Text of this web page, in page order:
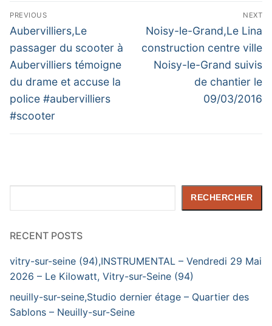
Navigation
de
l’article
PREVIOUS
Previous
post:
Aubervilliers,Le
passager du scooter à
Aubervilliers témoigne
du drame et accuse la
police #aubervilliers
#scooter
NEXT
Next
post:
Noisy-le-Grand,Le Lina
construction centre ville
Noisy-le-Grand suivis
de chantier le
09/03/2016
RECHERCHER
RECENT POSTS
vitry-sur-seine (94),INSTRUMENTAL – Vendredi 29 Mai
2026 – Le Kilowatt, Vitry-sur-Seine (94)
neuilly-sur-seine,Studio dernier étage – Quartier des
Sablons – Neuilly-sur-Seine